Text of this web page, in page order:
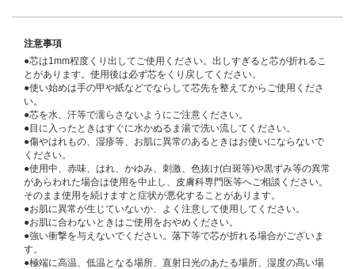
注意事項
●芯は1mm程度くり出してご使用ください。出しすぎると芯が折れるこ
とがあります。使用後は必ず芯をくり戻してください。
●使い始めは手の甲や紙などでならして芯先を整えてからご使用くださ
い。
●芯を水、汗等で濡らさないようにご注意ください。
●目に入ったときはすぐに水かぬるま湯で洗い流してください。
●傷やはれもの、湿疹等、お肌に異常のあるときはお使いにならないで
ください。
●使用中、赤味、はれ、かゆみ、刺激、色抜け(白斑等)や黒ずみ等の異常
があらわれた場合は使用を中止し、皮膚科専門医等へご相談ください。
そのまま使用を続けますと症状が悪化することがあります。
●お肌に異常が生じていないか、よく注意して使用してください。
●お肌に合わないときはご使用をおやめください。
●強い衝撃を与えないでください。落下等で芯が折れる場合がございま
す。
●極端に高温、低温となる場所、直射日光のあたる場所、湿度の高い場